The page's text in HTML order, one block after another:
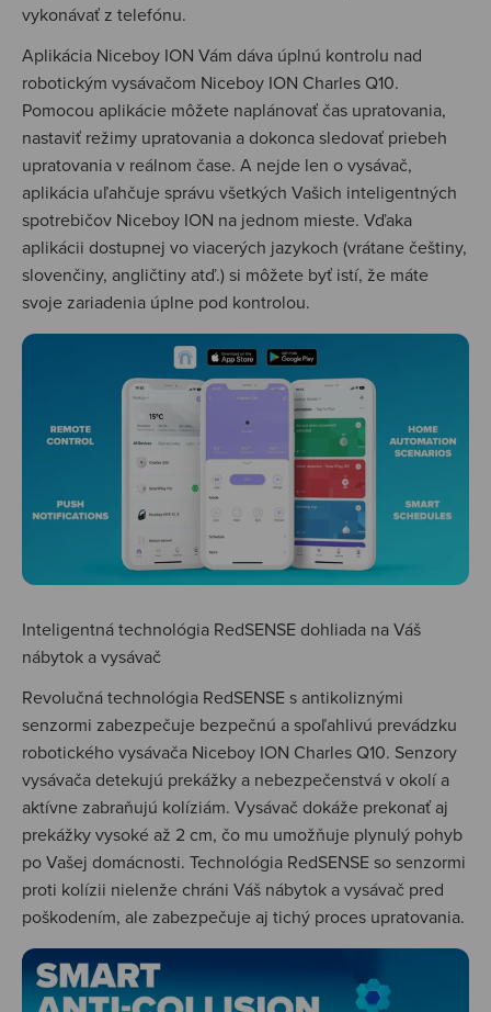
vykonávať z telefónu.
Aplikácia Niceboy ION Vám dáva úplnú kontrolu nad
robotickým vysávačom Niceboy ION Charles Q10.
Pomocou aplikácie môžete naplánovať čas upratovania,
nastaviť režimy upratovania a dokonca sledovať priebeh
upratovania v reálnom čase. A nejde len o vysávač,
aplikácia uľahčuje správu všetkých Vašich inteligentných
spotrebičov Niceboy ION na jednom mieste. Vďaka
aplikácii dostupnej vo viacerých jazykoch (vrátane češtiny,
slovenčiny, angličtiny atď.) si môžete byť istí, že máte
svoje zariadenia úplne pod kontrolou.
Inteligentná technológia RedSENSE dohliada na Váš
nábytok a vysávač
Revolučná technológia RedSENSE s antikoliznými
senzormi zabezpečuje bezpečnú a spoľahlivú prevádzku
robotického vysávača Niceboy ION Charles Q10. Senzory
vysávača detekujú prekážky a nebezpečenstvá v okolí a
aktívne zabraňujú kolíziám. Vysávač dokáže prekonať aj
prekážky vysoké až 2 cm, čo mu umožňuje plynulý pohyb
po Vašej domácnosti. Technológia RedSENSE so senzormi
proti kolízii nielenže chráni Váš nábytok a vysávač pred
poškodením, ale zabezpečuje aj tichý proces upratovania.